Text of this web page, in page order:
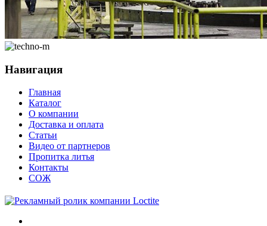
Навигация
Главная
Каталог
О компании
Доставка и оплата
Статьи
Видео от партнеров
Пропитка литья
Контакты
СОЖ